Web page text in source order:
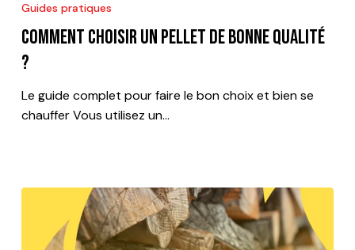
pellet
de
qualité
?
Guides pratiques
Comment choisir un pellet de bonne qualité
?
Le guide complet pour faire le bon choix et bien se
chauffer Vous utilisez un…